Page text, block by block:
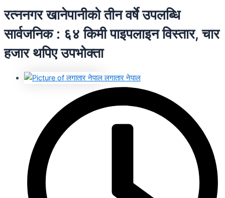
रत्ननगर खानेपानीको तीन वर्षे उपलब्धि
सार्वजनिक : ६४ किमी पाइपलाइन विस्तार, चार
हजार थपिए उपभोक्ता
लगातार नेपाल